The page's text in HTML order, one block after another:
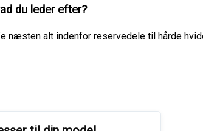
du leder efter?
næsten alt indenfor reservedele til hårde